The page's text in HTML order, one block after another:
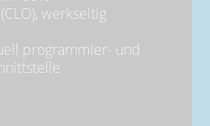
werkseitig
programmier- und